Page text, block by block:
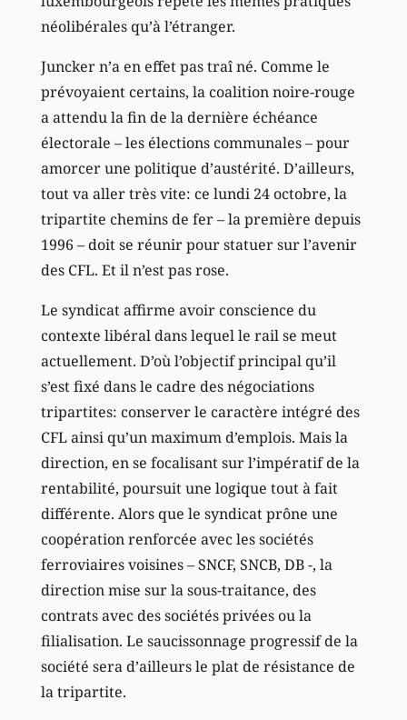
néolibérales qu’à l’étranger.
Juncker n’a en effet pas traî né. Comme le
prévoyaient certains, la coalition noire-rouge
a attendu la fin de la dernière échéance
électorale – les élections communales – pour
amorcer une politique d’austérité. D’ailleurs,
tout va aller très vite: ce lundi 24 octobre, la
tripartite chemins de fer – la première depuis
1996 – doit se réunir pour statuer sur l’avenir
des CFL. Et il n’est pas rose.
Le syndicat affirme avoir conscience du
contexte libéral dans lequel le rail se meut
actuellement. D’où l’objectif principal qu’il
s’est fixé dans le cadre des négociations
tripartites: conserver le caractère intégré des
CFL ainsi qu’un maximum d’emplois. Mais la
direction, en se focalisant sur l’impératif de la
rentabilité, poursuit une logique tout à fait
différente. Alors que le syndicat prône une
coopération renforcée avec les sociétés
ferroviaires voisines – SNCF, SNCB, DB -, la
direction mise sur la sous-traitance, des
contrats avec des sociétés privées ou la
filialisation. Le saucissonnage progressif de la
société sera d’ailleurs le plat de résistance de
la tripartite.